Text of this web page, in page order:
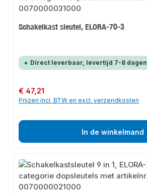
Schakelkast sleutel, ELORA-70-3
Direct leverbaar, levertijd 7-8 dagen
Normale prijs:
€ 47,21
Prijzen incl. BTW en excl. verzendkosten
In de winkelmand